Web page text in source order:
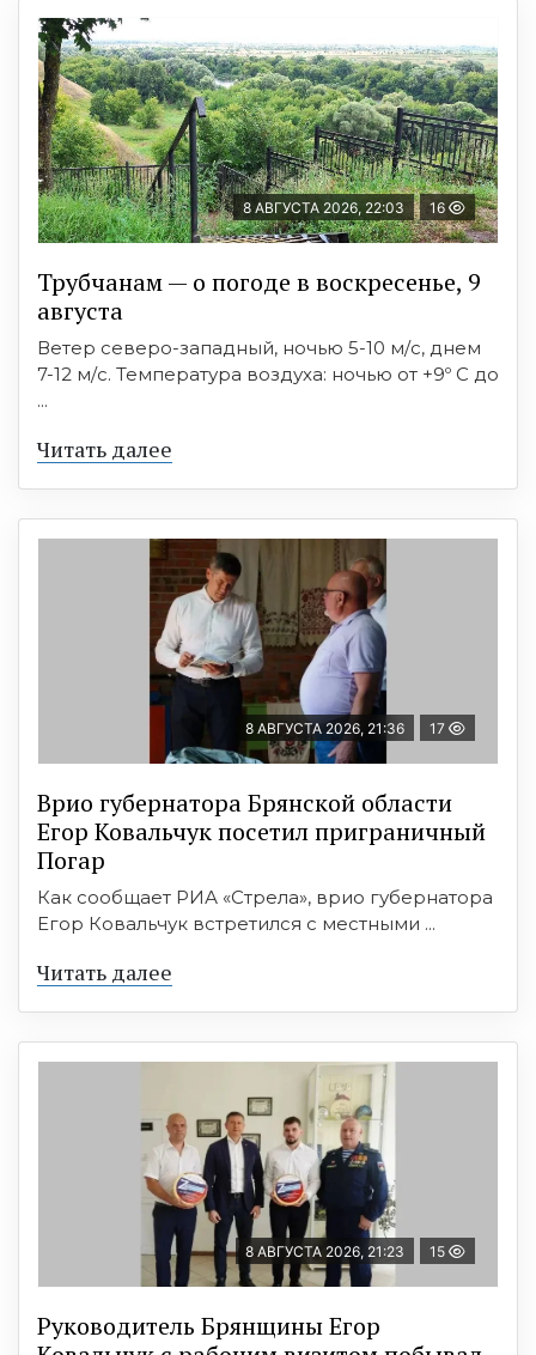
8 АВГУСТА 2026, 22:03 16
Трубчанам — о погоде в воскресенье, 9
августа
Ветер северо-западный, ночью 5-10 м/с, днем
7-12 м/с. Температура воздуха: ночью от +9º C до
...
Читать далее
8 АВГУСТА 2026, 21:36 17
Врио губернатора Брянской области
Егор Ковальчук посетил приграничный
Погар
Как сообщает РИА «Стрела», врио губернатора
Егор Ковальчук встретился с местными ...
Читать далее
8 АВГУСТА 2026, 21:23 15
Руководитель Брянщины Егор